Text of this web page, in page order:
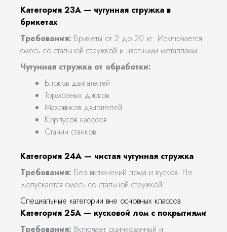
Категория 23А — чугунная стружка в
брикетах
Требования: Брикеты от 2 до 20 кг. Исключается
смесь со стальной стружкой и цветными металлами.
Чугунная стружка от обработки:
Блоков двигателей
Тормозных дисков
Маховиков двигателей
Корпусов насосов
Станин станков
Категория 24А — чистая чугунная стружка
Требования: Без включений лома и кусков. Не
допускается смесь со стальной стружкой.
Специальные категории вне основных классов
Категория 25А — кусковой лом с покрытиями
Требования: Включает оцинкованный и